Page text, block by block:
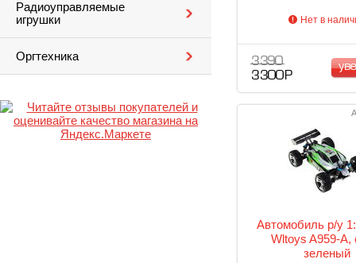
Радиоуправляемые
игрушки
Оргтехника
Нет в
3 390
3 300 Р
Автомобиль р/у
Wltoys A959-A,
зеленый